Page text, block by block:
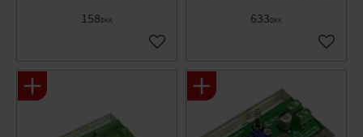
158DKK
Gem som favorit
633DKK
Gem